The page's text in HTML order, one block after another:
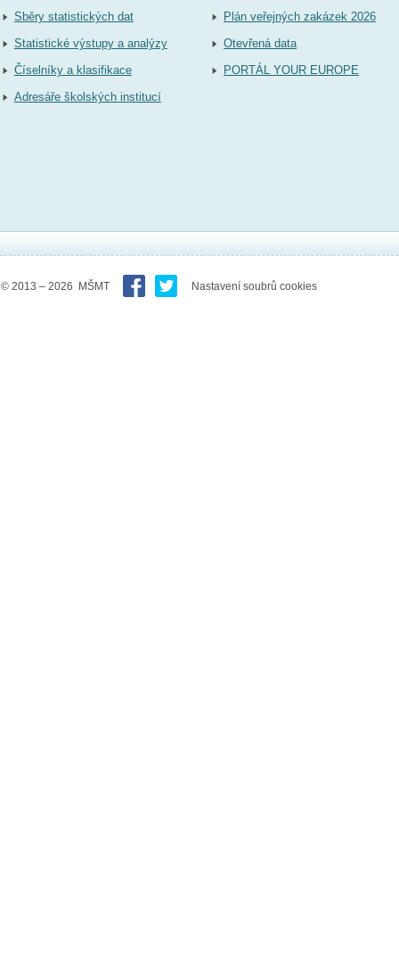
Sběry statistických dat
Statistické výstupy a analýzy
Číselníky a klasifikace
Adresáře školských institucí
Plán veřejných zakázek 2026
Otevřená data
PORTÁL YOUR EUROPE
© 2013 – 2026 MŠMT Nastavení soubrů cookies